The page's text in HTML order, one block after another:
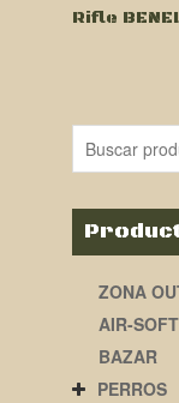
Rifle
ZONA
AIR-SOFT
BAZAR
PERROS